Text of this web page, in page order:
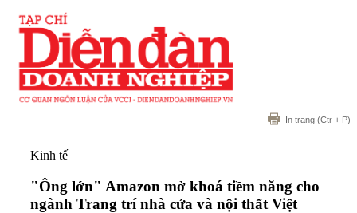
In trang (Ctr + P)
Kinh tế
"Ông lớn" Amazon mở khoá tiềm năng cho
ngành Trang trí nhà cửa và nội thất Việt